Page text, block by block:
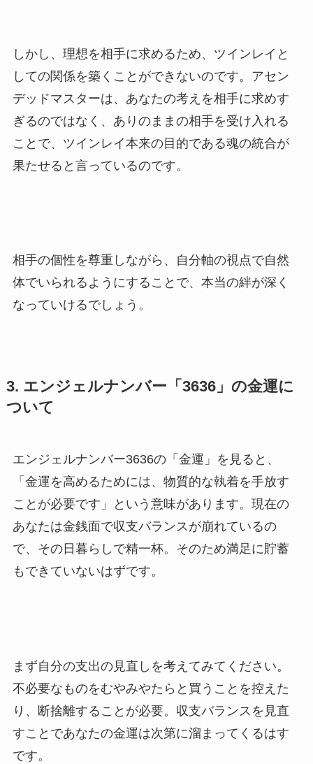
しかし、理想を相手に求めるため、ツインレイと
しての関係を築くことができないのです。アセン
デッドマスターは、あなたの考えを相手に求めす
ぎるのではなく、ありのままの相手を受け入れる
ことで、ツインレイ本来の目的である魂の統合が
果たせると言っているのです。
相手の個性を尊重しながら、自分軸の視点で自然
体でいられるようにすることで、本当の絆が深く
なっていけるでしょう。
3. エンジェルナンバー「3636」の金運に
ついて
エンジェルナンバー3636の「金運」を見ると、
「金運を高めるためには、物質的な執着を手放す
ことが必要です」という意味があります。現在の
あなたは金銭面で収支バランスが崩れているの
で、その日暮らしで精一杯。そのため満足に貯蓄
もできていないはずです。
まず自分の支出の見直しを考えてみてください。
不必要なものをむやみやたらと買うことを控えた
り、断捨離することが必要。収支バランスを見直
すことであなたの金運は次第に溜まってくるはす
です。